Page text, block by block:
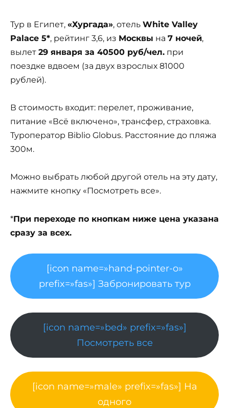
Тур в Египет, «Хургада», отель White Valley
Palace 5*, рейтинг 3,6, из Москвы на 7 ночей,
вылет 29 января за 40500 руб/чел. при
поездке вдвоем (за двух взрослых 81000
рублей).
В стоимость входит: перелет, проживание,
питание «Всё включено», трансфер, страховка.
Туроператор Biblio Globus. Расстояние до пляжа
300м.
Можно выбрать любой другой отель на эту дату,
нажмите кнопку «Посмотреть все».
*При переходе по кнопкам ниже цена указана
сразу за всех.
[icon name=»hand-pointer-o»
prefix=»fas»] Забронировать тур
[icon name=»bed» prefix=»fas»]
Посмотреть все
[icon name=»male» prefix=»fas»] На
одного